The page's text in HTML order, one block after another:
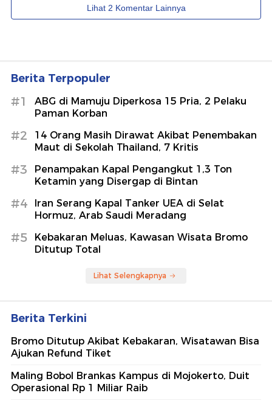
Berita Terpopuler
#1
ABG di Mamuju Diperkosa 15 Pria, 2 Pelaku
Paman Korban
#2
14 Orang Masih Dirawat Akibat Penembakan
Maut di Sekolah Thailand, 7 Kritis
#3
Penampakan Kapal Pengangkut 1,3 Ton
Ketamin yang Disergap di Bintan
#4
Iran Serang Kapal Tanker UEA di Selat
Hormuz, Arab Saudi Meradang
#5
Kebakaran Meluas, Kawasan Wisata Bromo
Ditutup Total
Lihat Selengkapnya
Berita Terkini
Bromo Ditutup Akibat Kebakaran, Wisatawan Bisa
Ajukan Refund Tiket
Maling Bobol Brankas Kampus di Mojokerto, Duit
Operasional Rp 1 Miliar Raib